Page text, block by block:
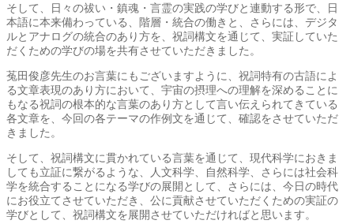
そして、日々の祓い・鎮魂・言霊の実践の学びと連動する形で、日
本語に本来備わっている、階層・統合の働きと、さらには、デジタ
ルとアナログの統合のあり方を、祝詞構文を通じて、実証していた
だくための学びの場を共有させていただきました。
菟田俊彦先生のお言葉にもございますように、祝詞特有の古語によ
る文章表現のあり方において、宇宙の摂理への理解を深めることに
もなる祝詞の根本的な言葉のあり方として言い伝えられてきている
各文章を、今回の各テーマの作例文を通じて、確認をさせていただ
きました。
そして、祝詞構文に貫かれている言葉を通じて、現代科学におきま
しても立証に繋がるような、人文科学、自然科学、さらには社会科
学を統合することになる学びの展開として、さらには、今日の時代
にお役立てさせていただき、公に貢献させていただくための実証の
学びとして、祝詞構文を展開させていただければと思います。